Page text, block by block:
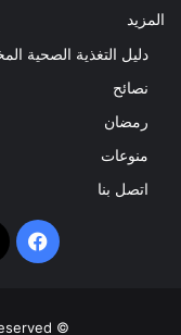
المزيد
دليل التغذية الصحية
نصائح
رمضان
منوعات
اتصل بنا
© Copyright 2026, All Rights Reserved